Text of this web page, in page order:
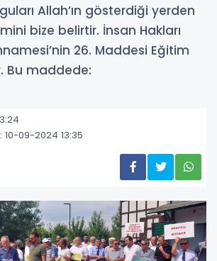
Allah’ın gösterdiği yerden
bize belirtir. İnsan Hakları
26. Maddesi Eğitim
Bu maddede:
09-2024 13:35